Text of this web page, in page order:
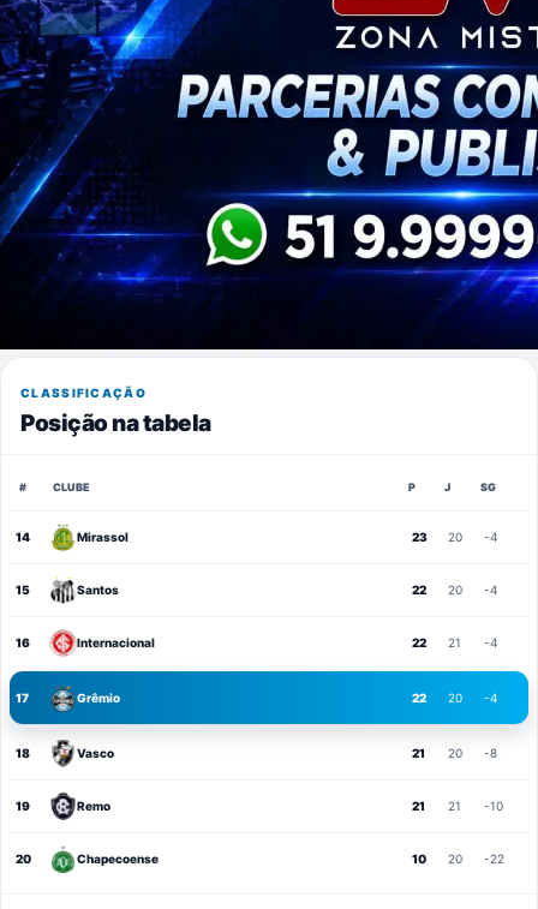
CLASSIFICAÇÃO
Posição na tabela
# CLUBE P J SG
14 Mirassol 23 20 -4
15 Santos 22 20 -4
16 Internacional 22 21 -4
17 Grêmio 22 20 -4
18 Vasco 21 20 -8
19 Remo 21 21 -10
20 Chapecoense 10 20 -22